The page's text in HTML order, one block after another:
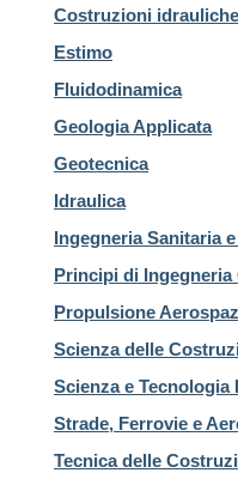
Costruzioni
Estimo
Fluidodinamica
Geologia Applicata
Geotecnica
Idraulica
Ingegneria Sanitaria
Principi di Ingegneria
Propulsione
Scienza delle
Scienza e Tecnologia
Strade, Ferrovie e
Tecnica delle